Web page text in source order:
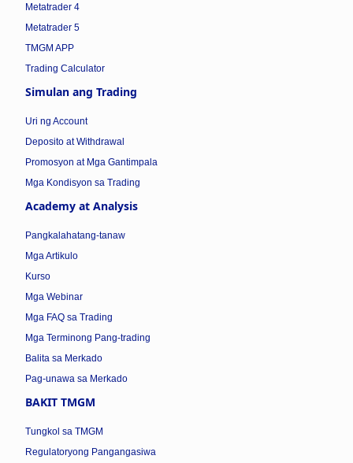
Metatrader 4
Metatrader 5
TMGM APP
Trading Calculator
Simulan ang Trading
Uri ng Account
Deposito at Withdrawal
Promosyon at Mga Gantimpala
Mga Kondisyon sa Trading
Academy at Analysis
Pangkalahatang-tanaw
Mga Artikulo
Kurso
Mga Webinar
Mga FAQ sa Trading
Mga Terminong Pang-trading
Balita sa Merkado
Pag-unawa sa Merkado
BAKIT TMGM
Tungkol sa TMGM
Regulatoryong Pangangasiwa